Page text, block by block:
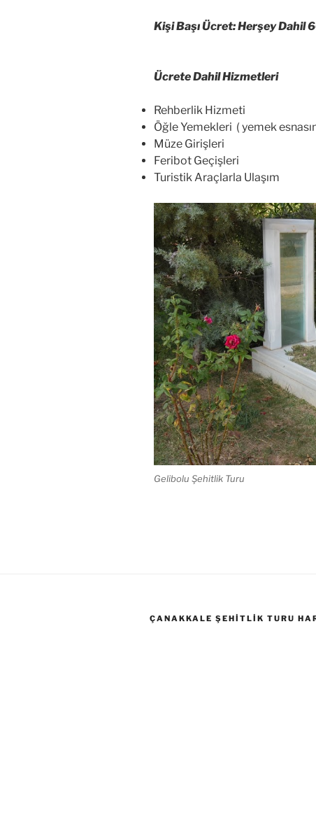
Kişi Başı Ücret: Herşey Dahil
Ücrete Dahil Hizmetleri
Rehberlik Hizmeti
Öğle Yemekleri ( yemek
Müze Girişleri
Feribot Geçişleri
Turistik Araçlarla Ulaşım
Gelibolu Şehitlik Turu
ÇANAKKALE ŞEHITLIK TURU